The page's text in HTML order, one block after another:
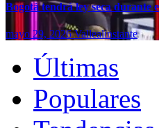
Bogotá tendrá ley seca durante
mayo 29, 2026Vallealinstante
Últimas
Populares